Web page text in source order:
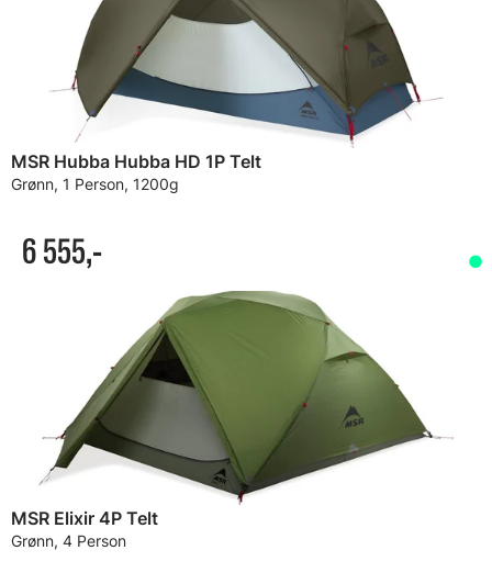
MSR Hubba Hubba HD 1P Telt
Grønn, 1 Person, 1200g
6 555,-
MSR Elixir 4P Telt
Grønn, 4 Person